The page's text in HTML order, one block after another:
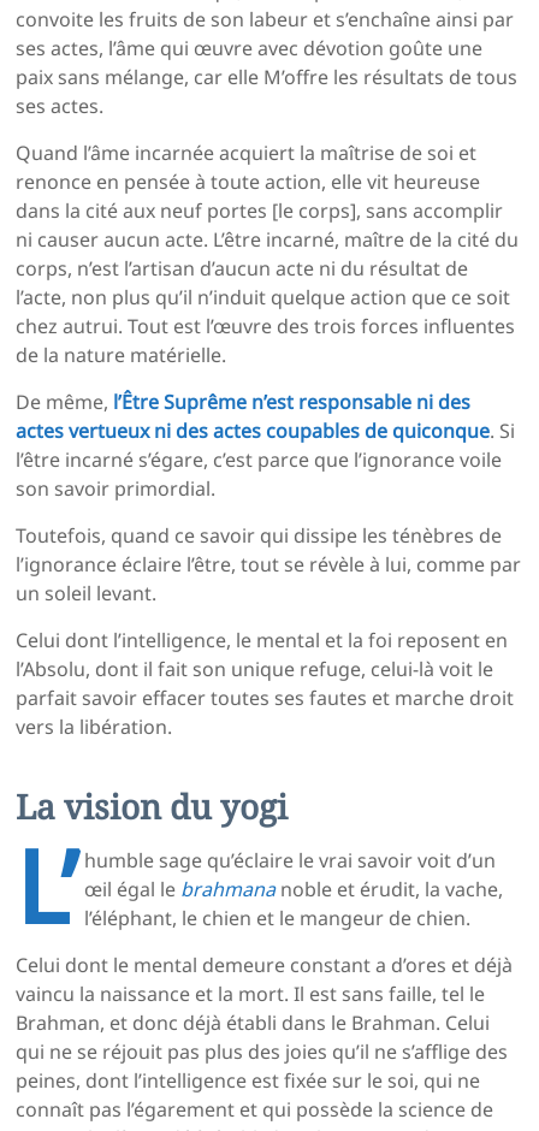
convoite les fruits de son labeur et s’enchaîne ainsi par
ses actes, l’âme qui œuvre avec dévotion goûte une
paix sans mélange, car elle M’offre les résultats de tous
ses actes.
Quand l’âme incarnée acquiert la maîtrise de soi et
renonce en pensée à toute action, elle vit heureuse
dans la cité aux neuf portes [le corps], sans accomplir
ni causer aucun acte. L’être incarné, maître de la cité du
corps, n’est l’artisan d’aucun acte ni du résultat de
l’acte, non plus qu’il n’induit quelque action que ce soit
chez autrui. Tout est l’œuvre des trois forces influentes
de la nature matérielle.
De même, l’Être Suprême n’est responsable ni des
actes vertueux ni des actes coupables de quiconque. Si
l’être incarné s’égare, c’est parce que l’ignorance voile
son savoir primordial.
Toutefois, quand ce savoir qui dissipe les ténèbres de
l’ignorance éclaire l’être, tout se révèle à lui, comme par
un soleil levant.
Celui dont l’intelligence, le mental et la foi reposent en
l’Absolu, dont il fait son unique refuge, celui-là voit le
parfait savoir effacer toutes ses fautes et marche droit
vers la libération.
La vision du yogi
L’ humble sage qu’éclaire le vrai savoir voit d’un
œil égal le brahmananoble et érudit, la vache,
l’éléphant, le chien et le mangeur de chien.
Celui dont le mental demeure constant a d’ores et déjà
vaincu la naissance et la mort. Il est sans faille, tel le
Brahman, et donc déjà établi dans le Brahman. Celui
qui ne se réjouit pas plus des joies qu’il ne s’afflige des
peines, dont l’intelligence est fixée sur le soi, qui ne
connaît pas l’égarement et qui possède la science de